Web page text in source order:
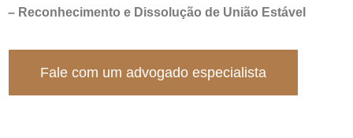
– Reconhecimento e Dissolução de União Estável
Fale com um advogado especialista